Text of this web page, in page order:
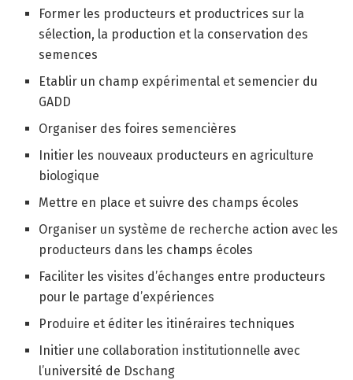
Former les producteurs et productrices sur la
sélection, la production et la conservation des
semences
Etablir un champ expérimental et semencier du
GADD
Organiser des foires semencières
Initier les nouveaux producteurs en agriculture
biologique
Mettre en place et suivre des champs écoles
Organiser un système de recherche action avec les
producteurs dans les champs écoles
Faciliter les visites d’échanges entre producteurs
pour le partage d’expériences
Produire et éditer les itinéraires techniques
Initier une collaboration institutionnelle avec
l’université de Dschang